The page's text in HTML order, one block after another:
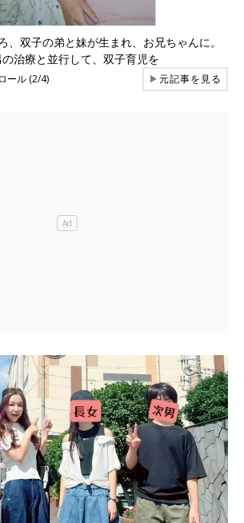
、双子の弟と妹が生まれ、お兄ちゃんに。
治療と並行して、双子育児を
ール (2/4) ▶元記事を見る